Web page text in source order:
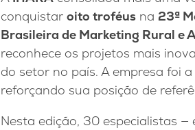
conquistar oito troféus na 23ª
Brasileira de Marketing Rural e
reconhece os projetos mais
do setor no país. A empresa foi
reforçando sua posição de
Nesta edição, 30 especialistas